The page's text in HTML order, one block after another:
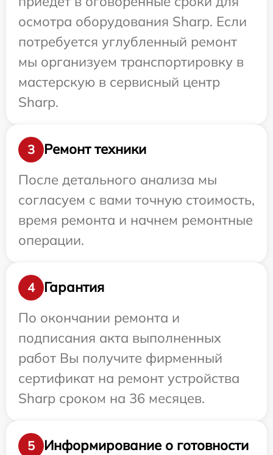
осмотра оборудования Sharp. Если
потребуется углубленный ремонт
мы организуем транспортировку в
мастерскую в сервисный центр
Sharp.
3
Ремонт техники
После детального анализа мы
согласуем с вами точную стоимость,
время ремонта и начнем ремонтные
операции.
4
Гарантия
По окончании ремонта и
подписания акта выполненных
работ Вы получите фирменный
сертификат на ремонт устройства
Sharp сроком на 36 месяцев.
5
Информирование о готовности